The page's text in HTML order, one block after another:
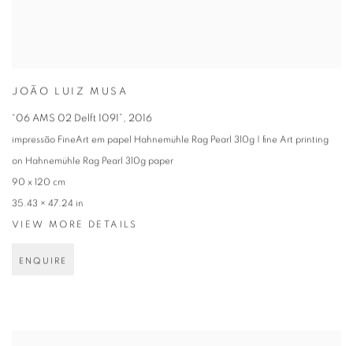
JOÃO LUIZ MUSA
“06 AMS 02 Delft 1091” , 2016
impressão FineArt em papel Hahnemühle Rag Pearl 310g | fine Art printing
on Hahnemühle Rag Pearl 310g paper
90 x 120 cm
35.43 × 47.24 in
VIEW MORE DETAILS
ENQUIRE